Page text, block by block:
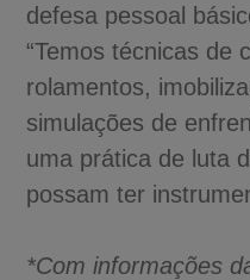
defesa pessoal
“Temos técnicas de
rolamentos,
simulações de
uma prática de luta
possam ter
*Com informações